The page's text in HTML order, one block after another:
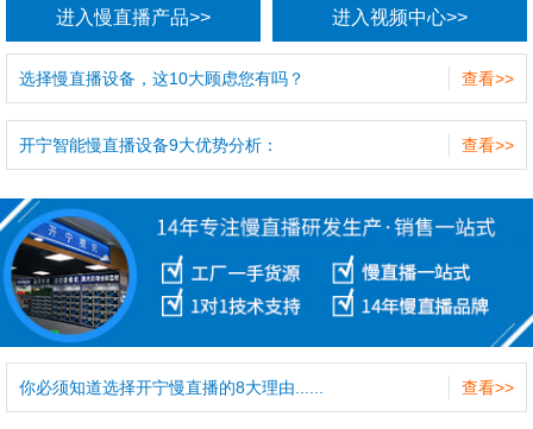
进入慢直播产品>> 进入视频中心>>
查看>>
选择慢直播设备，这10大顾虑您有吗？
查看>>
开宁智能慢直播设备9大优势分析：
查看>>
你必须知道选择开宁慢直播的8大理由......